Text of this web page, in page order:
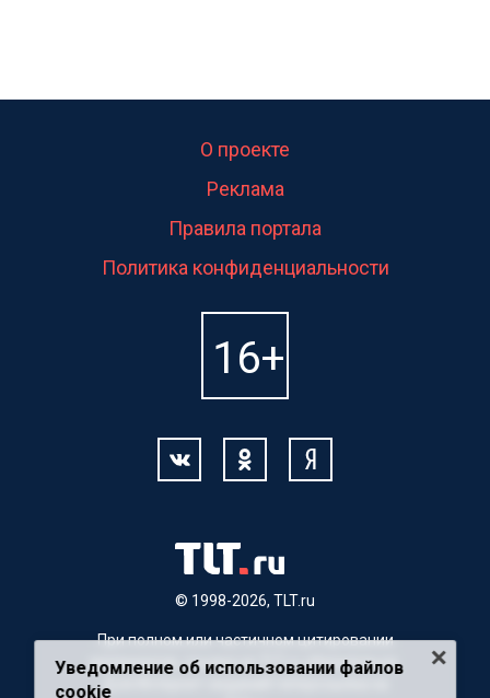
© 1998-2026, TLT.ru
О проекте
Реклама
Правила портала
Политика конфиденциальности
При полном или частичном цитировании
материалов, ссылка на TLT.ru обязательна.
Для Интернет-изданий гиперссылка на
Уведомление об использовании файлов
cookie